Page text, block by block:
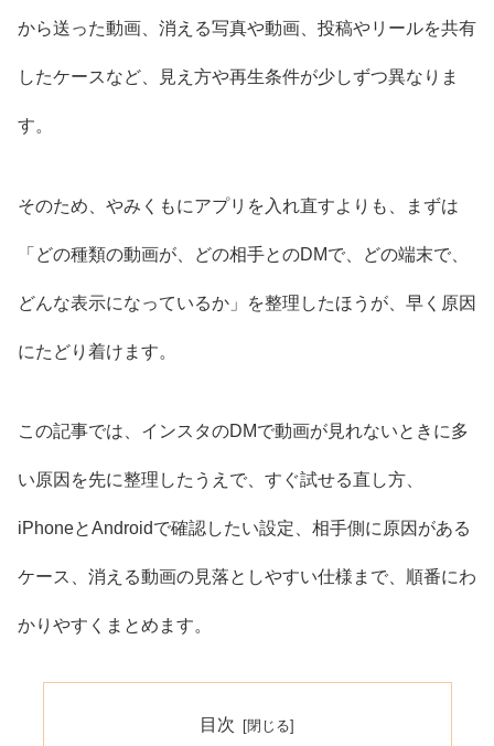
から送った動画、消える写真や動画、投稿やリールを共有
したケースなど、見え方や再生条件が少しずつ異なりま
す。
そのため、やみくもにアプリを入れ直すよりも、まずは
「どの種類の動画が、どの相手とのDMで、どの端末で、
どんな表示になっているか」を整理したほうが、早く原因
にたどり着けます。
この記事では、インスタのDMで動画が見れないときに多
い原因を先に整理したうえで、すぐ試せる直し方、
iPhoneとAndroidで確認したい設定、相手側に原因がある
ケース、消える動画の見落としやすい仕様まで、順番にわ
かりやすくまとめます。
目次